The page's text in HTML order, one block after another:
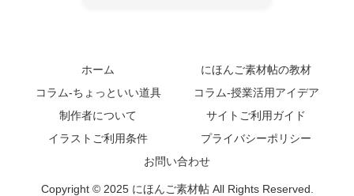
ホーム
にほんご素材帖の教材
コラム-ちょっといい道具
コラム-授業活用アイデア
制作者について
サイトご利用ガイド
イラストご利用条件
プライバシーポリシー
お問い合わせ
Copyright © 2025 にほんご素材帖 All Rights Reserved.